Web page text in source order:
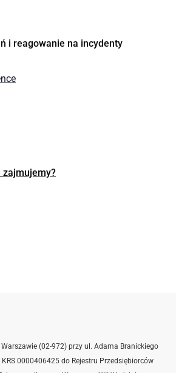
i reagowanie na incydenty
zajmujemy?
Warszawie (02-972) przy ul. Adama Branickiego
0000406425 do Rejestru Przedsiębiorców